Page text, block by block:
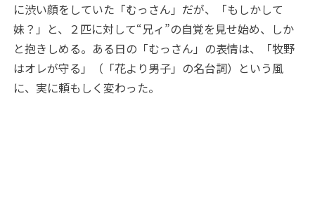
に渋い顔をしていた「むっさん」だが、「もしかして
妹？」と、２匹に対して“兄ィ”の自覚を見せ始め、しか
と抱きしめる。ある日の「むっさん」の表情は、「牧野
はオレが守る」（「花より男子」の名台詞）という風
に、実に頼もしく変わった。